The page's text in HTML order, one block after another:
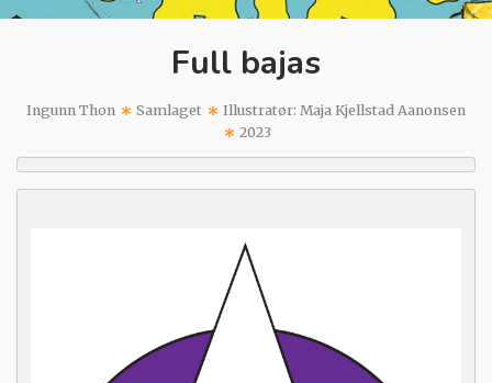
Full bajas
Ingunn Thon Samlaget
Illustratør: Maja Kjellstad Aanonsen
2023